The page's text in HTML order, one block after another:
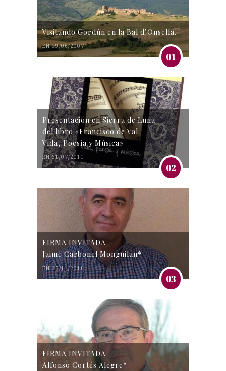
Visitando Gordún en la Bal d’Onsella.
EN 19/06/2007
01
Presentación en Sierra de Luna
del libro «Francisco de Val.
Vida, Poesía y Música»
EN 31/07/2011
02
FIRMA INVITADA
Jaime Carbonel Monguilán*
EN 05/11/2016
03
FIRMA INVITADA
Alfonso Cortés Alegre*